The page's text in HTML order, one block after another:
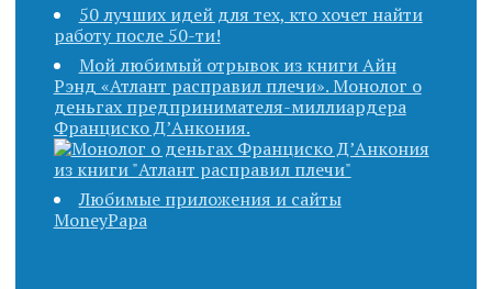
50 лучших идей для тех, кто хочет найти
работу после 50-ти!
Мой любимый отрывок из книги Айн
Рэнд «Атлант расправил плечи». Монолог о
деньгах предпринимателя-миллиардера
Франциско Д’Анкония.
Любимые приложения и сайты
MoneyPapa